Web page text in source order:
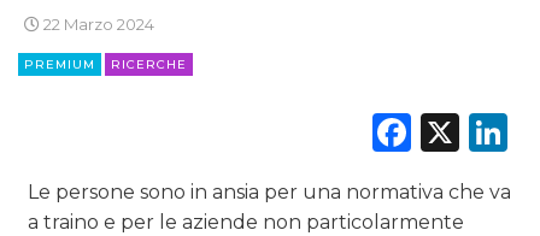
EDITORIA
ESTERNA
TV
22 Marzo 2024
PREMIUM RICERCHE
X
Le persone sono in ansia per una normativa che va
a traino e per le aziende non particolarmente